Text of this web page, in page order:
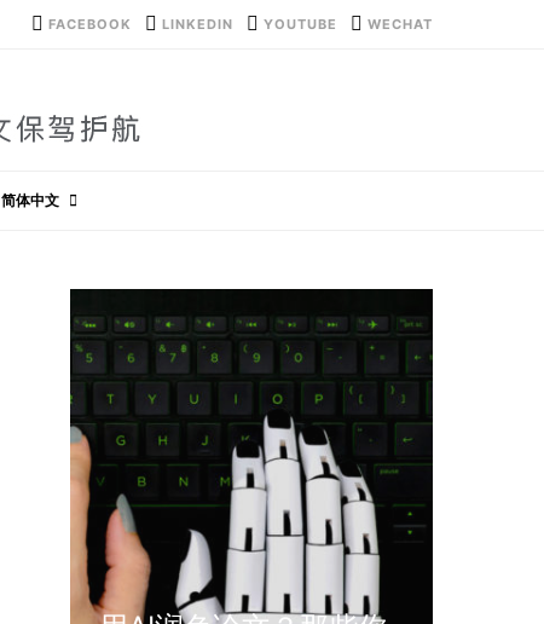
FACEBOOK LINKEDIN YOUTUBE WECHAT
简体中文